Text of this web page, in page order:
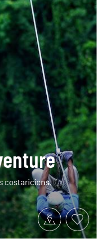
costariciens,